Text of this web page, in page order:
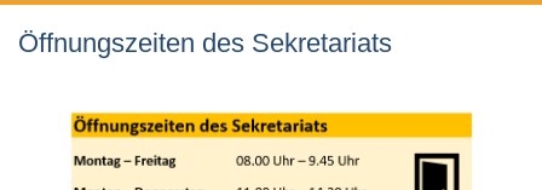
Öffnungszeiten des Sekretariats